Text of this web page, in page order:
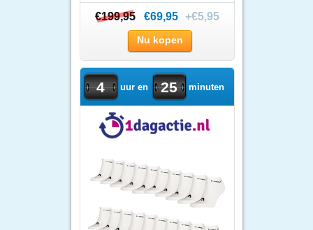
A..
€199,95
€199,95 €69,95 +€5,95
Nu kopen
4 uur en 25 minuten